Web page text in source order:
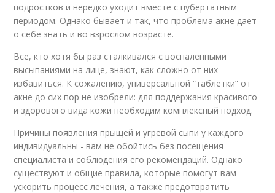
подростков и нередко уходит вместе с пубертатным
периодом. Однако бывает и так, что проблема акне дает
о себе знать и во взрослом возрасте.
Все, кто хотя бы раз сталкивался с воспаленными
высыпаниями на лице, знают, как сложно от них
избавиться. К сожалению, универсальной “таблетки” от
акне до сих пор не изобрели: для поддержания красивого
и здорового вида кожи необходим комплексный подход.
Причины появления прыщей и угревой сыпи у каждого
индивидуальны - вам не обойтись без посещения
специалиста и соблюдения его рекомендаций. Однако
существуют и общие правила, которые помогут вам
ускорить процесс лечения, а также предотвратить